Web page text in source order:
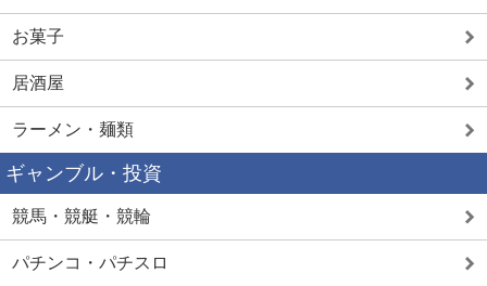
お菓子
居酒屋
ラーメン・麺類
ギャンブル・投資
競馬・競艇・競輪
パチンコ・パチスロ